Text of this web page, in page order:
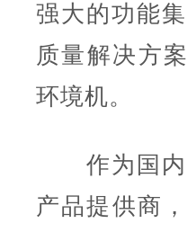
强大的功能
质量解决方
环境机。
作为国内
产品提供商